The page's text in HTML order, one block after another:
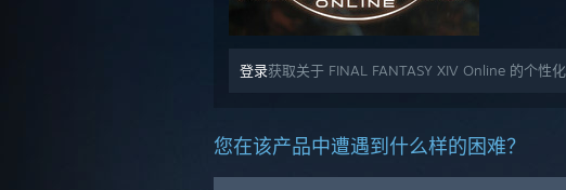
登录获取关于 FINAL FANTASY XIV Online 的个性化
您在该产品中遭遇到什么样的困难？